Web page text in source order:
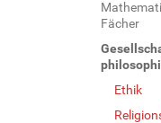
Fächer
Ethik